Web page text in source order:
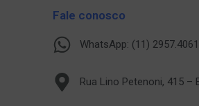
Fale conosco
WhatsApp: (11) 2957.4061
Rua Lino Petenoni, 415 –